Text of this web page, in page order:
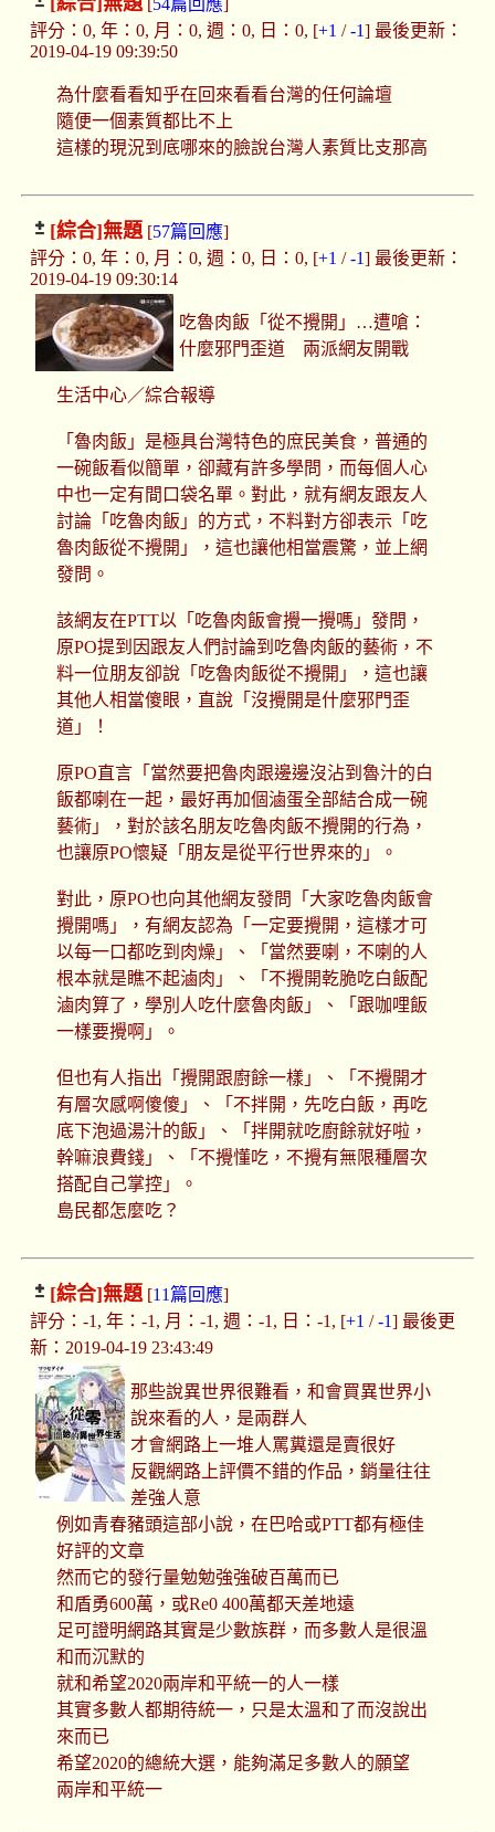
[ 54篇回應
評分：0, 年：0, 月：0, 週：0, 日：0, [+1 /-1] 最後更新：
2019-04-19 09:39:50
為什麼看看知乎在回來看看台灣的任何論壇
隨便一個素質都比不上
這樣的現況到底哪來的臉說台灣人素質比支那高
[綜合]無題[57篇回應]
評分：0, 年：0, 月：0, 週：0, 日：0, [+1 /-1] 最後更新：
2019-04-19 09:30:14
吃魯肉飯「從不攪開」…遭嗆：
什麼邪門歪道 兩派網友開戰
生活中心／綜合報導
「魯肉飯」是極具台灣特色的庶民美食，普通的
一碗飯看似簡單，卻藏有許多學問，而每個人心
中也一定有間口袋名單。對此，就有網友跟友人
討論「吃魯肉飯」的方式，不料對方卻表示「吃
魯肉飯從不攪開」，這也讓他相當震驚，並上網
發問。
該網友在PTT以「吃魯肉飯會攪一攪嗎」發問，
原PO提到因跟友人們討論到吃魯肉飯的藝術，不
料一位朋友卻說「吃魯肉飯從不攪開」，這也讓
其他人相當傻眼，直說「沒攪開是什麼邪門歪
道」！
原PO直言「當然要把魯肉跟邊邊沒沾到魯汁的白
飯都喇在一起，最好再加個滷蛋全部結合成一碗
藝術」，對於該名朋友吃魯肉飯不攪開的行為，
也讓原PO懷疑「朋友是從平行世界來的」。
對此，原PO也向其他網友發問「大家吃魯肉飯會
攪開嗎」，有網友認為「一定要攪開，這樣才可
以每一口都吃到肉燥」、「當然要喇，不喇的人
根本就是瞧不起滷肉」、「不攪開乾脆吃白飯配
滷肉算了，學別人吃什麼魯肉飯」、「跟咖哩飯
一樣要攪啊」。
但也有人指出「攪開跟廚餘一樣」、「不攪開才
有層次感啊傻傻」、「不拌開，先吃白飯，再吃
底下泡過湯汁的飯」、「拌開就吃廚餘就好啦，
幹嘛浪費錢」、「不攪懂吃，不攪有無限種層次
搭配自己掌控」。
島民都怎麼吃？
[綜合]無題[11篇回應]
評分：-1, 年：-1, 月：-1, 週：-1, 日：-1, [+1 /-1] 最後更
新：2019-04-19 23:43:49
那些說異世界很難看，和會買異世界小
說來看的人，是兩群人
才會網路上一堆人罵糞還是賣很好
反觀網路上評價不錯的作品，銷量往往
差強人意
例如青春豬頭這部小說，在巴哈或PTT都有極佳
好評的文章
然而它的發行量勉勉強強破百萬而已
和盾勇600萬，或Re0 400萬都天差地遠
足可證明網路其實是少數族群，而多數人是很溫
和而沉默的
就和希望2020兩岸和平統一的人一樣
其實多數人都期待統一，只是太溫和了而沒說出
來而已
希望2020的總統大選，能夠滿足多數人的願望
兩岸和平統一